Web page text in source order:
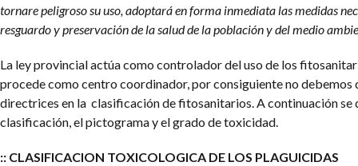
tornare peligroso su uso, adoptará en forma inmediata las medidas
resguardo y preservación de la salud de la población y del medio
La ley provincial actúa como controlador del uso de los
procede como centro coordinador, por consiguiente no debemos
directrices en la clasificación de fitosanitarios.A continuación se
clasificación, el pictograma y el grado de toxicidad.
:: CLASIFICACION TOXICOLOGICA DE LOS PLAGUICIDAS